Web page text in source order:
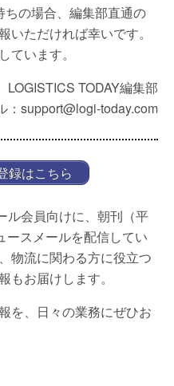
の場合、編集部直通の
ただければ幸いです。
ています。
LOGISTICS TODAY編集部
：support@logi-today.com
録はこちら
ル会員向けに、朝刊（平
ースメールを配信してい
物流に関わる方に役立つ
もお届けします。
を、日々の業務にぜひお